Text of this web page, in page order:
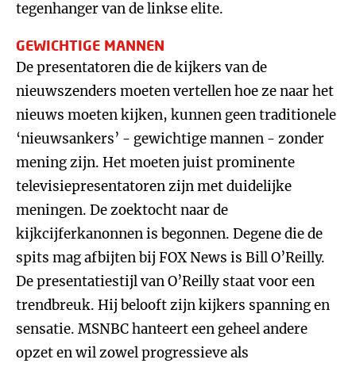
tegenhanger van de linkse elite.
GEWICHTIGE MANNEN
De presentatoren die de kijkers van de
nieuwszenders moeten vertellen hoe ze naar het
nieuws moeten kijken, kunnen geen traditionele
‘nieuwsankers’ - gewichtige mannen - zonder
mening zijn. Het moeten juist prominente
televisiepresentatoren zijn met duidelijke
meningen. De zoektocht naar de
kijkcijferkanonnen is begonnen. Degene die de
spits mag afbijten bij FOX News is Bill O’Reilly.
De presentatiestijl van O’Reilly staat voor een
trendbreuk. Hij belooft zijn kijkers spanning en
sensatie. MSNBC hanteert een geheel andere
opzet en wil zowel progressieve als